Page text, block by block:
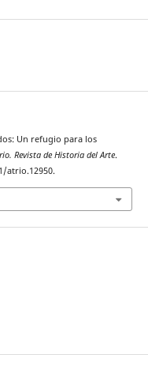
Un refugio para los
Revista de Historia del Arte.
atrio.12950.